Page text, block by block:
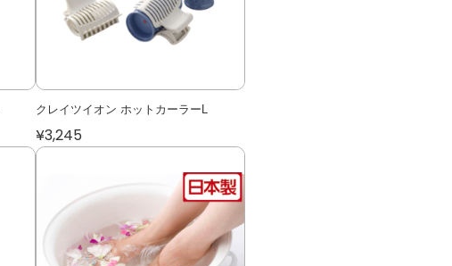
クレイツイオン ホットカーラーL
¥3,245